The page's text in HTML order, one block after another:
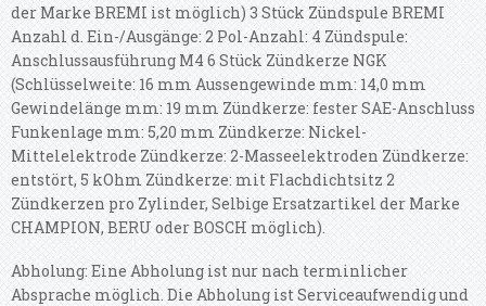
der Marke BREMI ist möglich) 3 Stück Zündspule BREMI
Anzahl d. Ein-/Ausgänge: 2 Pol-Anzahl: 4 Zündspule:
Anschlussausführung M4 6 Stück Zündkerze NGK
(Schlüsselweite: 16 mm Aussengewinde mm: 14,0 mm
Gewindelänge mm: 19 mm Zündkerze: fester SAE-Anschluss
Funkenlage mm: 5,20 mm Zündkerze: Nickel-
Mittelelektrode Zündkerze: 2-Masseelektroden Zündkerze:
entstört, 5 kOhm Zündkerze: mit Flachdichtsitz 2
Zündkerzen pro Zylinder, Selbige Ersatzartikel der Marke
CHAMPION, BERU oder BOSCH möglich).
Abholung: Eine Abholung ist nur nach terminlicher
Absprache möglich. Die Abholung ist Serviceaufwendig und